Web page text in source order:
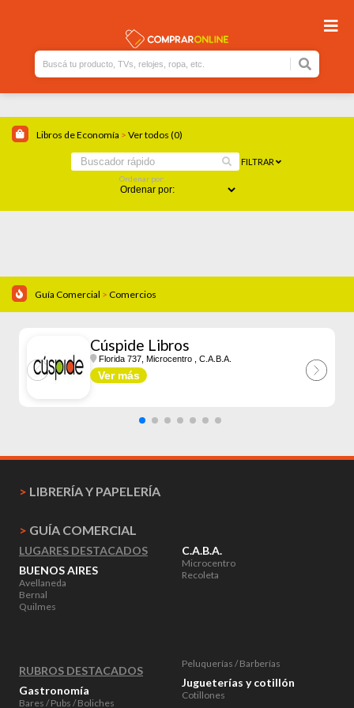
Libros de Economía > Ver todos (0)
Ordenar por:
FILTRAR
Guía Comercial > Comercios
Cúspide Libros
Florida 737, Microcentro , C.A.B.A.
Ver más
> LIBRERÍA Y PAPELERÍA
> GUÍA COMERCIAL
LUGARES DESTACADOS
BUENOS AIRES
Avellaneda
Bernal
Quilmes
C.A.B.A.
Microcentro
Recoleta
RUBROS DESTACADOS
Gastronomía
Bares / Pubs / Boliches
Peluquerías / Barberías
Jugueterías y cotillón
Cotillones